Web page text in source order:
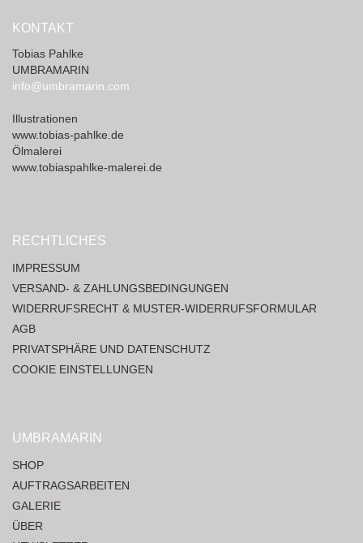
KONTAKT
Tobias Pahlke
UMBRAMARIN
info@umbramarin.com
Illustrationen
www.tobias-pahlke.de
Ölmalerei
www.tobiaspahlke-malerei.de
RECHTLICHES
IMPRESSUM
VERSAND- & ZAHLUNGSBEDINGUNGEN
WIDERRUFSRECHT & MUSTER-WIDERRUFSFORMULAR
AGB
PRIVATSPHÄRE UND DATENSCHUTZ
COOKIE EINSTELLUNGEN
UMBRAMARIN
SHOP
AUFTRAGSARBEITEN
GALERIE
ÜBER